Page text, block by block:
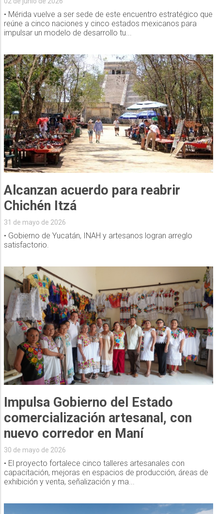
• Mérida vuelve a ser sede de este encuentro estratégico que
reúne a cinco naciones y cinco estados mexicanos para
impulsar un modelo de desarrollo tu...
Alcanzan acuerdo para reabrir
Chichén Itzá
31 de mayo de 2026
• Gobierno de Yucatán, INAH y artesanos logran arreglo
satisfactorio.
Impulsa Gobierno del Estado
comercialización artesanal, con
nuevo corredor en Maní
30 de mayo de 2026
• El proyecto fortalece cinco talleres artesanales con
capacitación, mejoras en espacios de producción, áreas de
exhibición y venta, señalización y ma...